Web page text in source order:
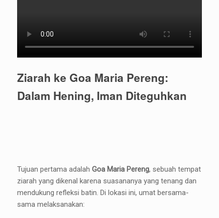
Ziarah ke Goa Maria Pereng:
Dalam Hening, Iman Diteguhkan
Tujuan pertama adalah Goa Maria Pereng, sebuah tempat
ziarah yang dikenal karena suasananya yang tenang dan
mendukung refleksi batin. Di lokasi ini, umat bersama-
sama melaksanakan: